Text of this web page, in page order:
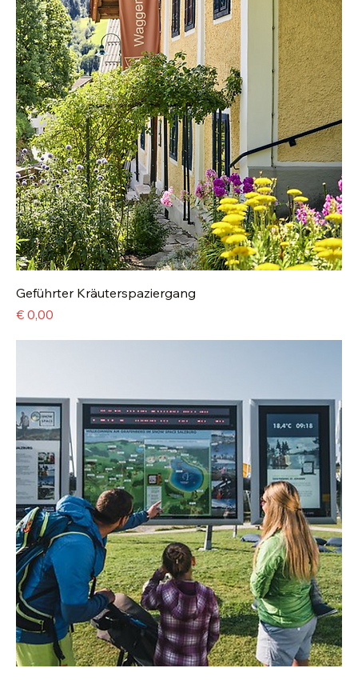
Geführter Kräuterspaziergang
Preis
€ 0,00